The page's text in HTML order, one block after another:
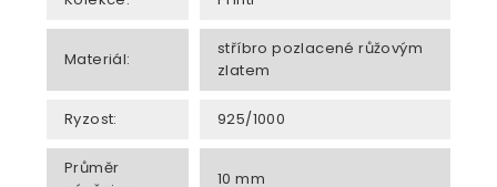
Materiál:
stříbro pozlacené růžovým
zlatem
Ryzost: 925/1000
Průměr
10 mm